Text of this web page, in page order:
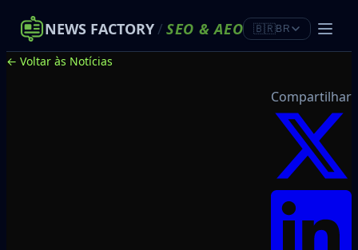
NEWS FACTORY/ SEO &AEO 🇧🇷BR
← Voltar às Notícias
Compartilhar